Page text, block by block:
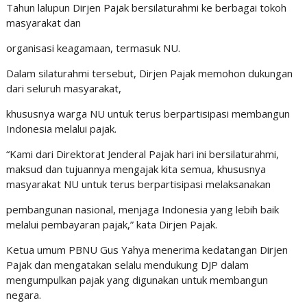
Tahun lalupun Dirjen Pajak bersilaturahmi ke berbagai tokoh
masyarakat dan
organisasi keagamaan, termasuk NU.
Dalam silaturahmi tersebut, Dirjen Pajak memohon dukungan
dari seluruh masyarakat,
khususnya warga NU untuk terus berpartisipasi membangun
Indonesia melalui pajak.
“Kami dari Direktorat Jenderal Pajak hari ini bersilaturahmi,
maksud dan tujuannya mengajak kita semua, khususnya
masyarakat NU untuk terus berpartisipasi melaksanakan
pembangunan nasional, menjaga Indonesia yang lebih baik
melalui pembayaran pajak,” kata Dirjen Pajak.
Ketua umum PBNU Gus Yahya menerima kedatangan Dirjen
Pajak dan mengatakan selalu mendukung DJP dalam
mengumpulkan pajak yang digunakan untuk membangun
negara.